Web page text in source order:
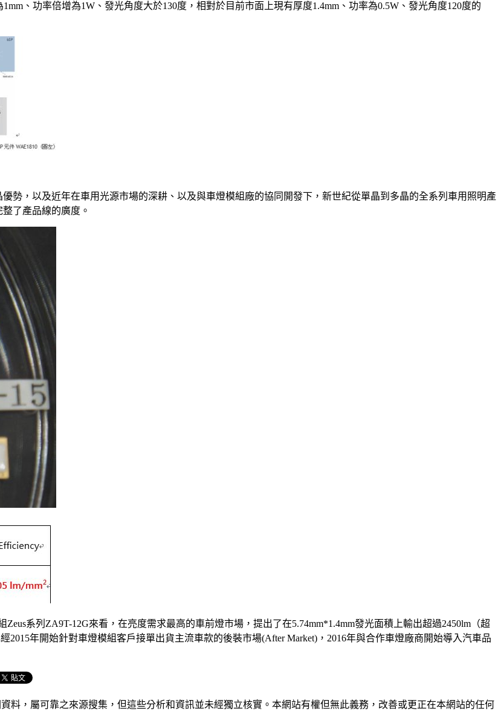
、功率倍增為1W、發光角度大於130度，相對於目前市面上現有厚度1.4mm、功率為0.5W、發光角度120度的
勢，以及近年在車用光源市場的深耕、以及與車燈模組廠的協同開發下，新世紀從單晶到多晶的全系列車用照明產
了產品線的廣度。
Zeus系列ZA9T-12G來看，在亮度需求最高的車前燈市場，提出了在5.74mm*1.4mm發光面積上輸出超過2450lm（超
2015年開始針對車燈模組客戶接單出貨主流車款的後裝市場(After Market)，2016年與合作車燈廠商開始導入汽車品
料，屬可靠之來源搜集，但這些分析和資訊並未經獨立核實。本網站有權但無此義務，改善或更正在本網站的任何